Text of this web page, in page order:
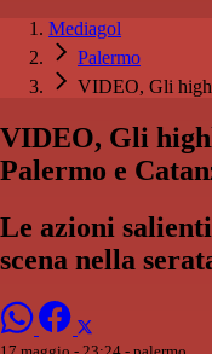
Mediagol
Palermo
VIDEO, Gli
VIDEO, Gli
Palermo e
Le azioni
scena nella